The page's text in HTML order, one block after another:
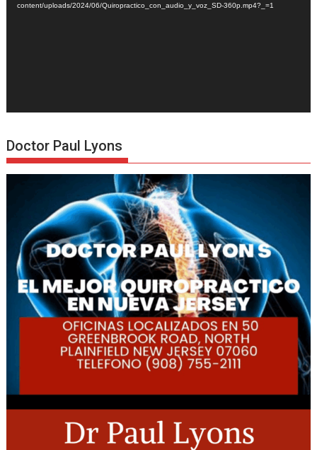
content/uploads/2024/06/Quiropractico_con_audio_y_voz_SD-360p.mp4?_=1
Doctor Paul Lyons